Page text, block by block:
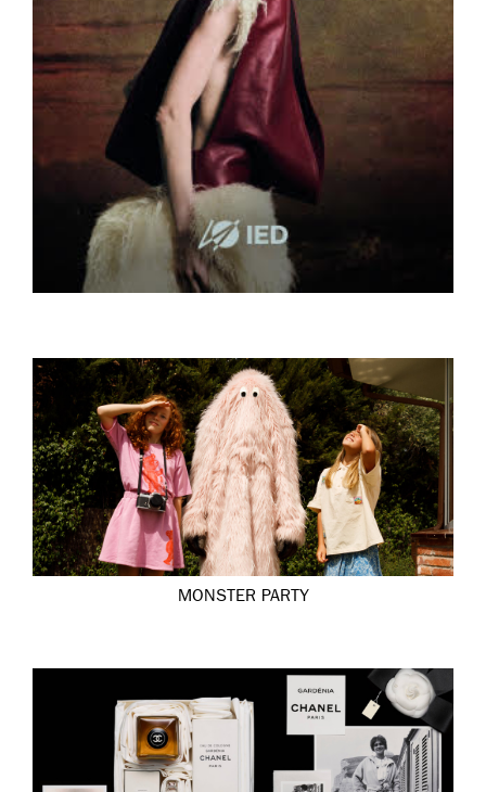
MONSTER PARTY